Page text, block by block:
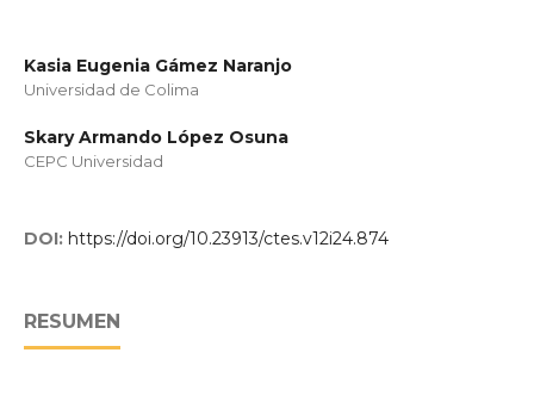
Kasia Eugenia Gámez Naranjo
Universidad de Colima
Skary Armando López Osuna
CEPC Universidad
DOI: https://doi.org/10.23913/ctes.v12i24.874
RESUMEN